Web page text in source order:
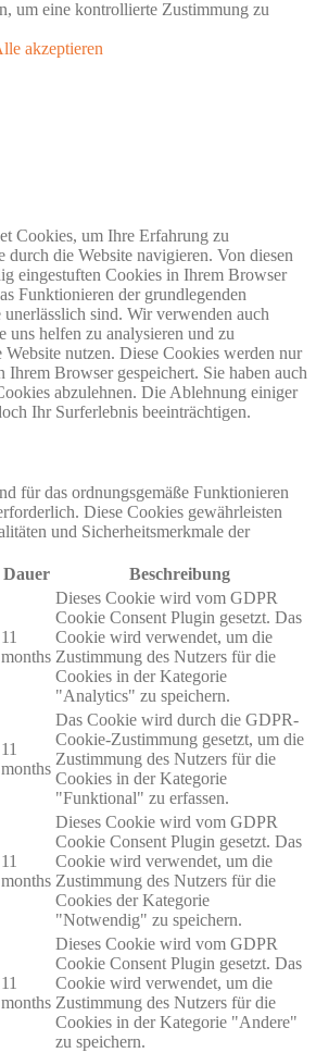
um eine kontrollierte Zustimmung zu
akzeptieren
Cookies, um Ihre Erfahrung zu
durch die Website navigieren. Von diesen
eingestuften Cookies in Ihrem Browser
Funktionieren der grundlegenden
sind. Wir verwenden auch
uns helfen zu analysieren und zu
Website nutzen. Diese Cookies werden nur
Browser gespeichert. Sie haben auch
abzulehnen. Die Ablehnung einiger
Ihr Surferlebnis beeinträchtigen.
für das ordnungsgemäße Funktionieren
Diese Cookies gewährleisten
und Sicherheitsmerkmale der
Dauer Beschreibung
11
months
Dieses Cookie wird vom GDPR
Cookie Consent Plugin gesetzt. Das
Cookie wird verwendet, um die
Zustimmung des Nutzers für die
Cookies in der Kategorie
"Analytics" zu speichern.
11
months
Das Cookie wird durch die GDPR-
Cookie-Zustimmung gesetzt, um die
Zustimmung des Nutzers für die
Cookies in der Kategorie
"Funktional" zu erfassen.
11
months
Dieses Cookie wird vom GDPR
Cookie Consent Plugin gesetzt. Das
Cookie wird verwendet, um die
Zustimmung des Nutzers für die
Cookies der Kategorie
"Notwendig" zu speichern.
11
months
Dieses Cookie wird vom GDPR
Cookie Consent Plugin gesetzt. Das
Cookie wird verwendet, um die
Zustimmung des Nutzers für die
Cookies in der Kategorie "Andere"
zu speichern.